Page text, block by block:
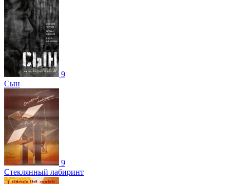
9
Сын
9
Стеклянный лабиринт